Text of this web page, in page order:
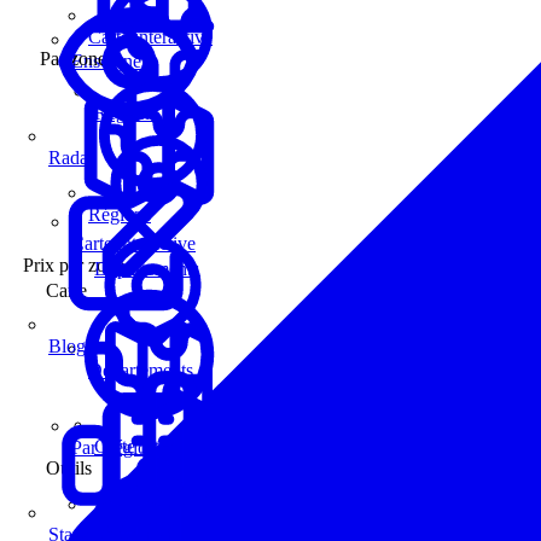
Enseignes
Carte interactive
Prix par zone
Par Région
Régions
Départements
Carte
Carte interactive
Outils
Carte interactive
Par zone
Régions
Départements
Radar
Blog
Statistiques